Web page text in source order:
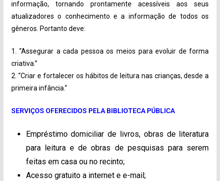
informação, tornando prontamente acessíveis aos seus
atualizadores o conhecimento e a informação de todos os
gêneros. Portanto deve:
1. “Assegurar a cada pessoa os meios para evoluir de forma
criativa.”
2. “Criar e fortalecer os hábitos de leitura nas crianças, desde a
primeira infância.”
SERVIÇOS OFERECIDOS PELA BIBLIOTECA PÚBLICA
Empréstimo domiciliar de livros, obras de literatura
para leitura e de obras de pesquisas para serem
feitas em casa ou no recinto;
Acesso gratuito a internet e e-mail;